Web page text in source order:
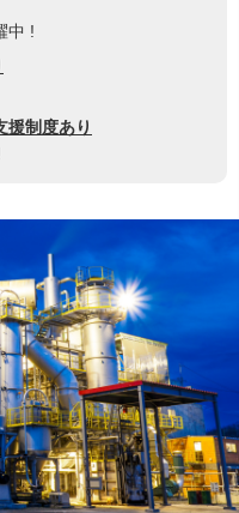
中 !
援制度あり